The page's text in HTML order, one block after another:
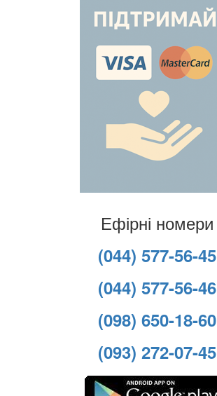
Ефірні номери
(044) 577-56-45
(044) 577-56-46
(098) 650-18-60
(093) 272-07-45